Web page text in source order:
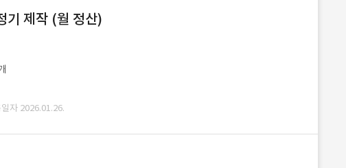
기 제작 (월 정산)
자 2026.01.26.